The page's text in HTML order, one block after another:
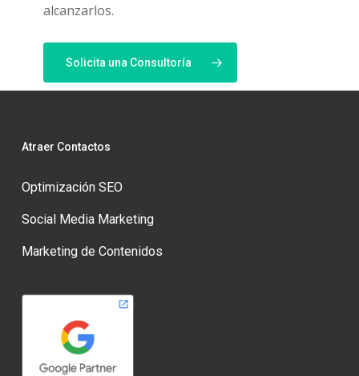
alcanzarlos.
Solicita una Consultoría
Atraer Contactos
Optimización SEO
Social Media Marketing
Marketing de Contenidos